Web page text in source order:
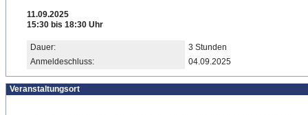
11.09.2025
15:30 bis 18:30 Uhr
Dauer:
3 Stunden
Anmeldeschluss:
04.09.2025
Veranstaltungsort